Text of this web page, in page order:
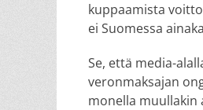
kuppaamista
ei Suomessa
Se, että media-
veronmaksajan
monella muullakin